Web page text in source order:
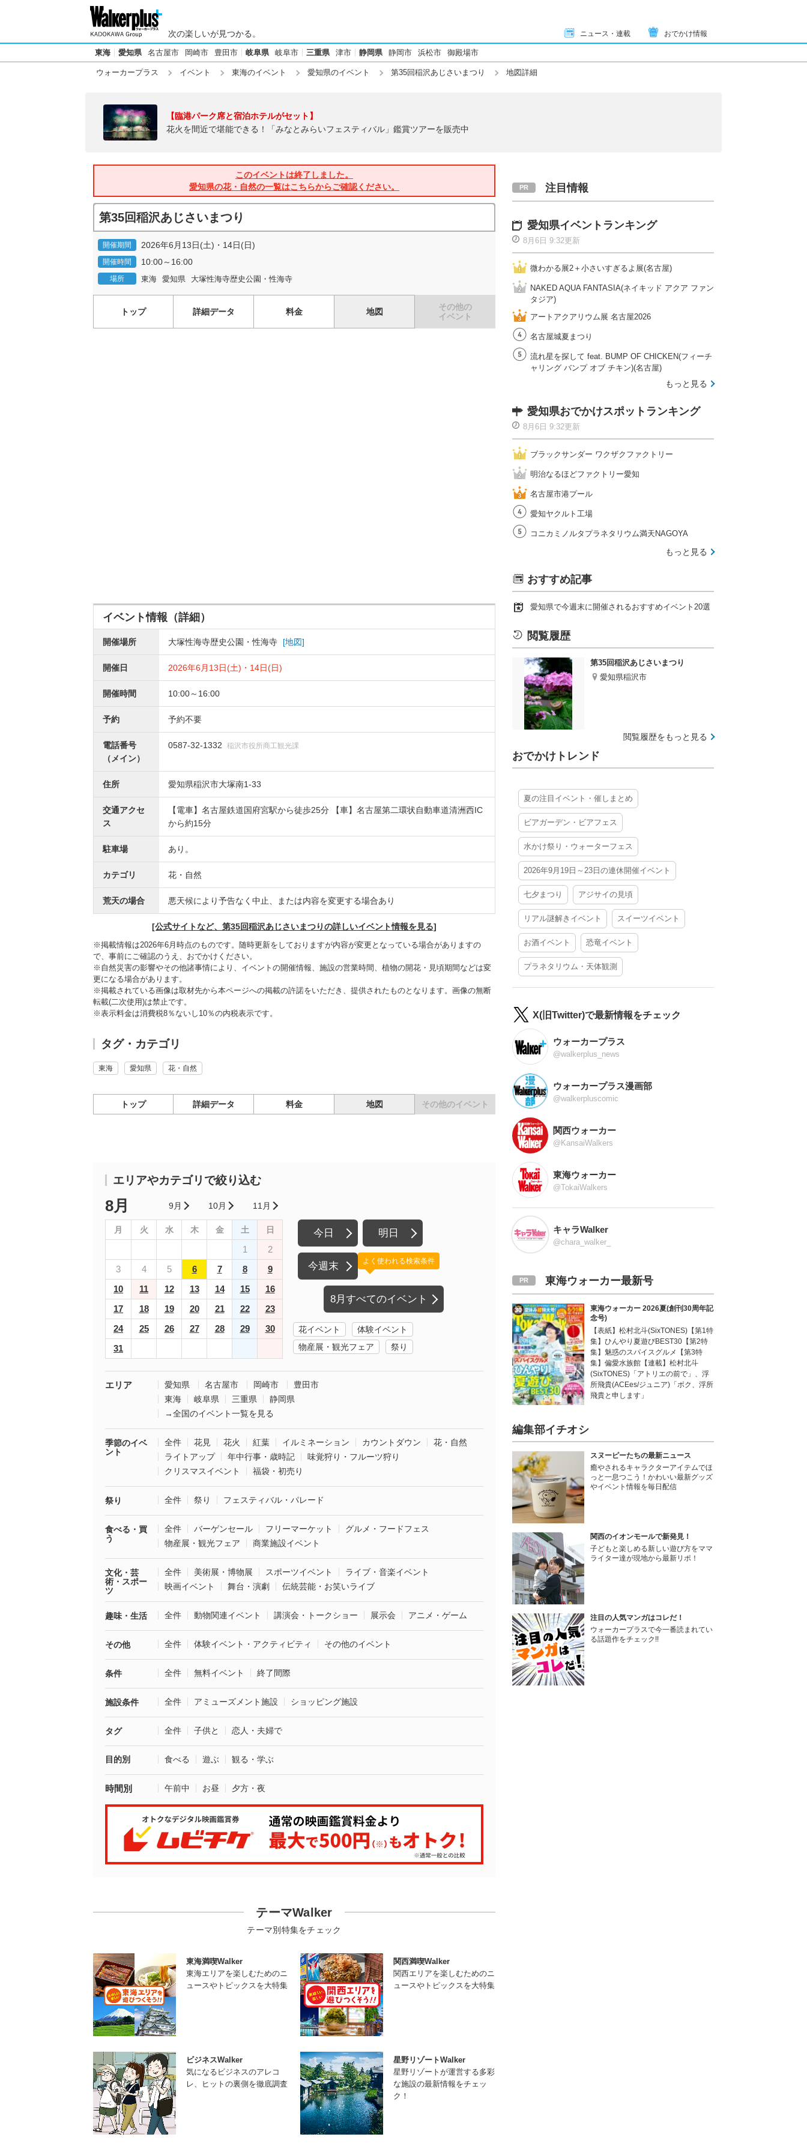
次の楽しいが見つかる。 ニュース・連載 おでかけ情報
東海 愛知県 名古屋市 岡崎市 豊田市 岐阜県 岐阜市 三重県 津市 静岡県 静岡市 浜松市 御殿場市
ウォーカープラス イベント 東海のイベント 愛知県のイベント 第35回稲沢あじさいまつり 地図詳細
【臨港パーク席と宿泊ホテルがセット】
花火を間近で堪能できる！「みなとみらいフェスティバル」鑑賞ツアーを販売中
このイベントは終了しました。
愛知県の花・自然の一覧はこちらからご確認ください。
第35回稲沢あじさいまつり
開催期間 2026年6月13日(土)・14日(日)
開催時間 10:00～16:00
場所 東海 愛知県 大塚性海寺歴史公園・性海寺
トップ 詳細データ 料金 地図
その他の
イベント
イベント情報（詳細）
開催場所 大塚性海寺歴史公園・性海寺 [地図]
開催日 2026年6月13日(土)・14日(日)
開催時間 10:00～16:00
予約 予約不要
電話番号
（メイン）
0587-32-1332 稲沢市役所商工観光課
住所 愛知県稲沢市大塚南1-33
交通アクセ
ス
【電車】名古屋鉄道国府宮駅から徒歩25分 【車】名古屋第二環状自動車道清洲西IC
から約15分
駐車場 あり。
カテゴリ 花・自然
荒天の場合 悪天候により予告なく中止、または内容を変更する場合あり
[公式サイトなど、第35回稲沢あじさいまつりの詳しいイベント情報を見る]
※掲載情報は2026年6月時点のものです。随時更新をしておりますが内容が変更となっている場合がありますの
で、事前にご確認のうえ、おでかけください。
※自然災害の影響やその他諸事情により、イベントの開催情報、施設の営業時間、植物の開花・見頃期間などは変
更になる場合があります。
※掲載されている画像は取材先から本ページへの掲載の許諾をいただき、提供されたものとなります。画像の無断
転載(二次使用)は禁止です。
※表示料金は消費税8％ないし10％の内税表示です。
タグ・カテゴリ
東海 愛知県 花・自然
トップ 詳細データ 料金 地図 その他のイベント
エリアやカテゴリで絞り込む
8月 9月 10月 11月
月 火 水 木 金 土 日
1
2
3
4 5 6 7 8
9
10
11 12 13 14 15
16
17
18 19 20 21 22
23
24
25 26 27 28 29
30
31
今日 明日
今週末
8月すべてのイベント
よく使われる検索条件
花イベント
体験イベント
物産展・観光フェア
祭り
エリア 愛知県 名古屋市 岡崎市
豊田市
東海
岐阜県 三重県
静岡県
→全国のイベント一覧を見る
季節のイベ
ント
全件 花見 花火 紅葉 イルミネーション カウントダウン
花・自然
ライトアップ
年中行事・歳時記
味覚狩り・フルーツ狩り
クリスマスイベント
福袋・初売り
祭り 全件 祭り フェスティバル・パレード
食べる・買
う
全件 バーゲンセール フリーマーケット
グルメ・フードフェス
物産展・観光フェア
商業施設イベント
文化・芸
術・スポー
ツ
全件 美術展・博物展 スポーツイベント
ライブ・音楽イベント
映画イベント
舞台・演劇 伝統芸能・お笑いライブ
趣味・生活 全件 動物関連イベント 講演会・トークショー 展示会 アニメ・ゲーム
その他 全件 体験イベント・アクティビティ その他のイベント
条件 全件 無料イベント 終了間際
施設条件 全件 アミューズメント施設 ショッピング施設
タグ 全件 子供と 恋人・夫婦で
目的別 食べる 遊ぶ 観る・学ぶ
時間別 午前中 お昼 夕方・夜
テーマWalker
テーマ別特集をチェック
東海満喫Walker
東海エリアを楽しむためのニ
ュースやトピックスを大特集
関西満喫Walker
関西エリアを楽しむためのニ
ュースやトピックスを大特集
ビジネスWalker
気になるビジネスのアレコ
レ、ヒットの裏側を徹底調査
星野リゾートWalker
星野リゾートが運営する多彩
な施設の最新情報をチェッ
ク！
注目情報
愛知県イベントランキング
8月6日 9:32更新
微わかる展2＋小さいすぎるよ展(名古屋)
NAKED AQUA FANTASIA(ネイキッド アクア ファン
タジア)
アートアクアリウム展 名古屋2026
名古屋城夏まつり
流れ星を探して feat. BUMP OF CHICKEN(フィーチ
ャリング バンプ オブ チキン)(名古屋)
もっと見る
愛知県おでかけスポットランキング
8月6日 9:32更新
ブラックサンダー ワクザクファクトリー
明治なるほどファクトリー愛知
名古屋市港プール
愛知ヤクルト工場
コニカミノルタプラネタリウム満天NAGOYA
もっと見る
おすすめ記事
愛知県で今週末に開催されるおすすめイベント20選
閲覧履歴
第35回稲沢あじさいまつり
愛知県稲沢市
閲覧履歴をもっと見る
おでかけトレンド
夏の注目イベント・催しまとめ
ビアガーデン・ビアフェス
水かけ祭り・ウォーターフェス
2026年9月19日～23日の連休開催イベント
七夕まつり アジサイの見頃
リアル謎解きイベント スイーツイベント
お酒イベント 恐竜イベント
プラネタリウム・天体観測
X(旧Twitter)で最新情報をチェック
ウォーカープラス
@walkerplus_news
ウォーカープラス漫画部
@walkerpluscomic
関西ウォーカー
@KansaiWalkers
東海ウォーカー
@TokaiWalkers
キャラWalker
@chara_walker_
東海ウォーカー最新号
東海ウォーカー 2026夏(創刊30周年記
念号)
【表紙】松村北斗(SixTONES)【第1特
集】ひんやり夏遊びBEST30【第2特
集】魅惑のスパイスグルメ【第3特
集】偏愛水族館【連載】松村北斗
(SixTONES)「アトリエの前で」、浮
所飛貴(ACEes/ジュニア)「ボク、浮所
飛貴と申します」
編集部イチオシ
スヌーピーたちの最新ニュース
癒やされるキャラクターアイテムでほ
っと一息つこう！かわいい最新グッズ
やイベント情報を毎日配信
関西のイオンモールで新発見！
子どもと楽しめる新しい遊び方をママ
ライター達が現地から最新リポ！
注目の人気マンガはコレだ！
ウォーカープラスで今一番読まれてい
る話題作をチェック!!